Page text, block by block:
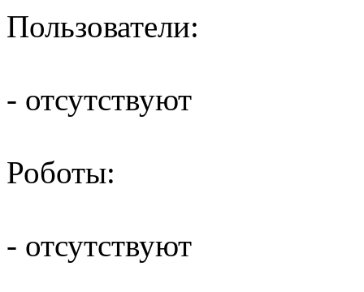
Пользователи:
- отсутствуют
Роботы:
- отсутствуют